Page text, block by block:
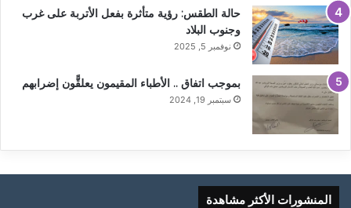
حالة الطقس: رؤية متأثرة بفعل الأتربة على غرب
وجنوب البلاد
نوفمبر 5, 2025
بموجب اتفاق .. الأطباء المقيمون يعلقًّون إضرابهم
سبتمبر 19, 2024
المنشورات الأكثر مشاهدة